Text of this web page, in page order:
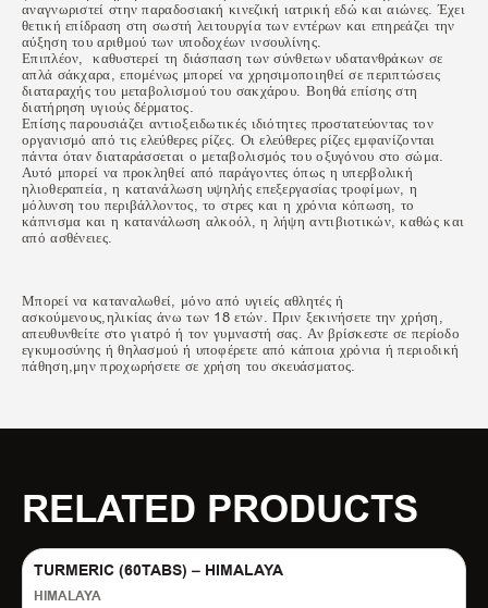
αναγνωριστεί στην παραδοσιακή κινεζική ιατρική εδώ και αιώνες. Έχει
θετική επίδραση στη σωστή λειτουργία των εντέρων και επηρεάζει την
αύξηση του αριθμού των υποδοχέων ινσουλίνης.
Επιπλέον, καθυστερεί τη διάσπαση των σύνθετων υδατανθράκων σε
απλά σάκχαρα, επομένως μπορεί να χρησιμοποιηθεί σε περιπτώσεις
διαταραχής του μεταβολισμού του σακχάρου. Βοηθά επίσης στη
διατήρηση υγιούς δέρματος.
Επίσης παρουσιάζει αντιοξειδωτικές ιδιότητες προστατεύοντας τον
οργανισμό από τις ελεύθερες ρίζες. Οι ελεύθερες ρίζες εμφανίζονται
πάντα όταν διαταράσσεται ο μεταβολισμός του οξυγόνου στο σώμα.
Αυτό μπορεί να προκληθεί από παράγοντες όπως η υπερβολική
ηλιοθεραπεία, η κατανάλωση υψηλής επεξεργασίας τροφίμων, η
μόλυνση του περιβάλλοντος, το στρες και η χρόνια κόπωση, το
κάπνισμα και η κατανάλωση αλκοόλ, η λήψη αντιβιοτικών, καθώς και
από ασθένειες.
Μπορεί να καταναλωθεί, μόνο από υγιείς αθλητές ή
ασκούμενους,ηλικίας άνω των 18 ετών. Πριν ξεκινήσετε την χρήση,
απευθυνθείτε στο γιατρό ή τον γυμναστή σας. Αν βρίσκεστε σε περίοδο
εγκυμοσύνης ή θηλασμού ή υποφέρετε από κάποια χρόνια ή περιοδική
πάθηση,μην προχωρήσετε σε χρήση του σκευάσματος.
RELATED PRODUCTS
TURMERIC (60TABS) – HIMALAYA
HIMALAYA